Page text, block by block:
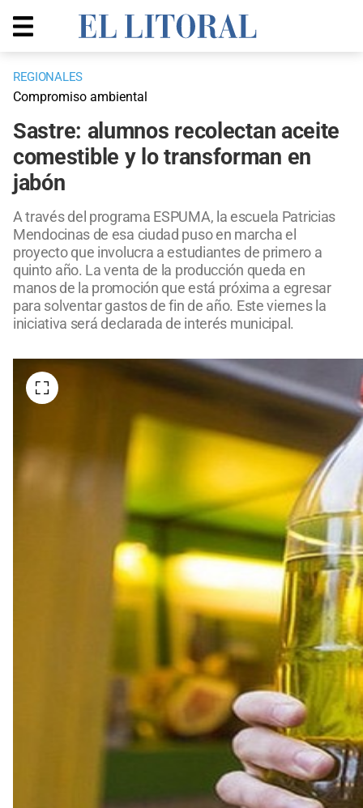
REGIONALES
Compromiso ambiental
Sastre: alumnos recolectan aceite
comestible y lo transforman en
jabón
A través del programa ESPUMA, la escuela Patricias
Mendocinas de esa ciudad puso en marcha el
proyecto que involucra a estudiantes de primero a
quinto año. La venta de la producción queda en
manos de la promoción que está próxima a egresar
para solventar gastos de fin de año. Este viernes la
iniciativa será declarada de interés municipal.